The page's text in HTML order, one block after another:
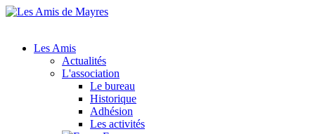
Les Amis
Actualités
L'association
Le bureau
Historique
Adhésion
Les activités